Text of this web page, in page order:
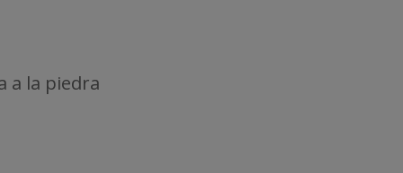
a la piedra